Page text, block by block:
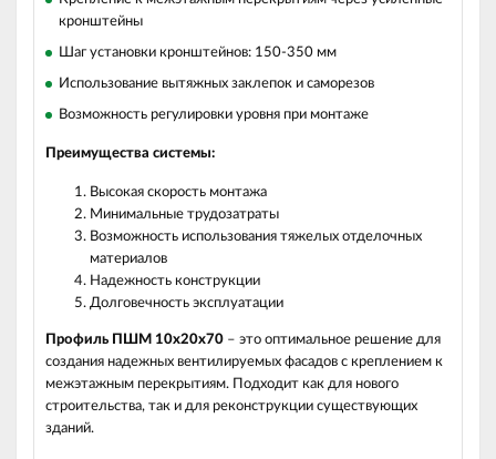
кронштейны
Шаг установки кронштейнов: 150-350 мм
Использование вытяжных заклепок и саморезов
Возможность регулировки уровня при монтаже
Преимущества системы:
Высокая скорость монтажа
Минимальные трудозатраты
Возможность использования тяжелых отделочных
материалов
Надежность конструкции
Долговечность эксплуатации
Профиль ПШМ 10х20х70 – это оптимальное решение для
создания надежных вентилируемых фасадов с креплением к
межэтажным перекрытиям. Подходит как для нового
строительства, так и для реконструкции существующих
зданий.